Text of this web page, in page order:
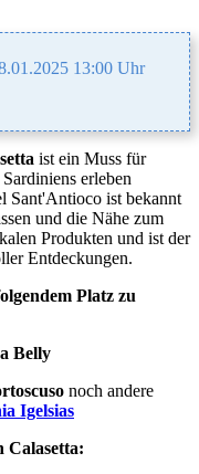
13:00 Uhr
ist ein Muss für
erleben
Sant'Antioco ist bekannt
und die Nähe zum
Produkten und ist der
Entdeckungen.
Platz zu
Belly
noch andere
Igelsias
Calasetta: